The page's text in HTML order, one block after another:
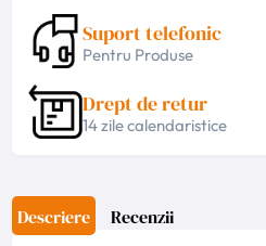
Suport telefonic
Pentru Produse
Drept de retur
14 zile calendaristice
Descriere Recenzii